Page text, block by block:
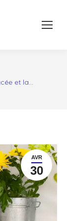
et la…
AVR
30